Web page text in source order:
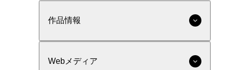
作品情報
Webメディア